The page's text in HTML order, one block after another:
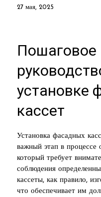
27 мая, 2025
Пошаговое
установке
кассет
Установка фасадных
важный этап в процессе
который требует
соблюдения
кассеты, как правило,
что обеспечивает им